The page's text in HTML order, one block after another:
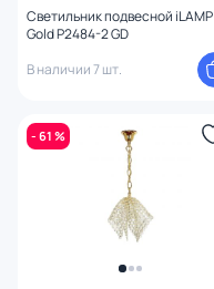
Светильник подвесной iLAMP
Gold P2484-2 GD
В наличии 7 шт.
- 61 %